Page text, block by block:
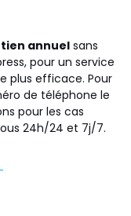
annuelsans
pour un service
plus efficace. Pour
de téléphone le
pour les cas
24h/24 et 7j/7.